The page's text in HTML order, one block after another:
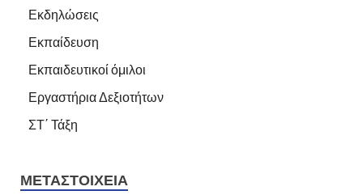
Εκδηλώσεις
Εκπαίδευση
Εκπαιδευτικοί όμιλοι
Εργαστήρια Δεξιοτήτων
ΣΤ΄ Τάξη
ΜΕΤΑΣΤΟΙΧΕΊΑ